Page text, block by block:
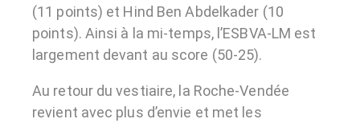
(11 points) et Hind Ben Abdelkader (10
points). Ainsi à la mi-temps, l’ESBVA-LM est
largement devant au score (50-25).
Au retour du vestiaire, la Roche-Vendée
revient avec plus d’envie et met les